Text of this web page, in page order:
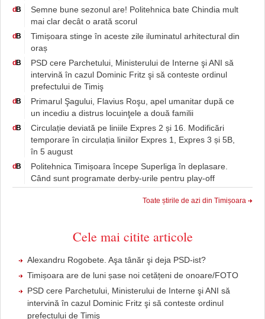
dB
Semne bune sezonul are! Politehnica bate Chindia mult
mai clar decât o arată scorul
dB
Timișoara stinge în aceste zile iluminatul arhitectural din
oraș
dB
PSD cere Parchetului, Ministerului de Interne şi ANI să
intervină în cazul Dominic Fritz şi să conteste ordinul
prefectului de Timiş
dB
Primarul Şagului, Flavius Roşu, apel umanitar după ce
un incediu a distrus locuinţele a două familii
dB
Circulație deviată pe liniile Expres 2 și 16. Modificări
temporare în circulația liniilor Expres 1, Expres 3 și 5B,
în 5 august
dB
Politehnica Timișoara începe Superliga în deplasare.
Când sunt programate derby-urile pentru play-off
Toate știrile de azi din Timișoara
Cele mai citite articole
Alexandru Rogobete. Aşa tânăr şi deja PSD-ist?
Timișoara are de luni șase noi cetățeni de onoare/FOTO
PSD cere Parchetului, Ministerului de Interne şi ANI să
intervină în cazul Dominic Fritz şi să conteste ordinul
prefectului de Timiş